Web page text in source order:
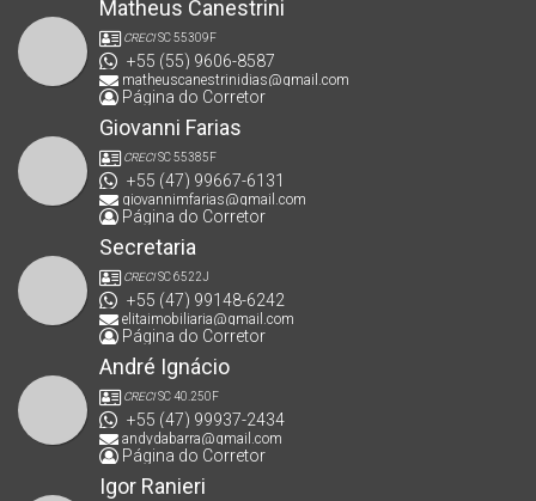
Matheus Canestrini
CRECISC 55309F
+55 (55) 9606-8587
matheuscanestrinidias@gmail.com
Página do Corretor
Giovanni Farias
CRECISC 55385F
+55 (47) 99667-6131
giovannimfarias@gmail.com
Página do Corretor
Secretaria
CRECISC 6522J
+55 (47) 99148-6242
elitaimobiliaria@gmail.com
Página do Corretor
André Ignácio
CRECISC 40.250F
+55 (47) 99937-2434
andydabarra@gmail.com
Página do Corretor
Igor Ranieri